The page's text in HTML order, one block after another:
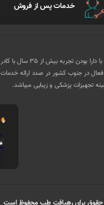
خدمات پس از فروش
با دارا بودن تجربه بیش
در جنوب کشور در صدد ارائه
تجهیزات پزشکی و زیبایی میباشد.